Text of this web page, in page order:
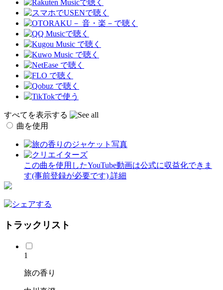
すべてを表示する
曲を使用
この曲を使用したYouTube動画は公式に収益化できま
す(事前登録が必要です) 詳細
トラックリスト
1
旅の香り